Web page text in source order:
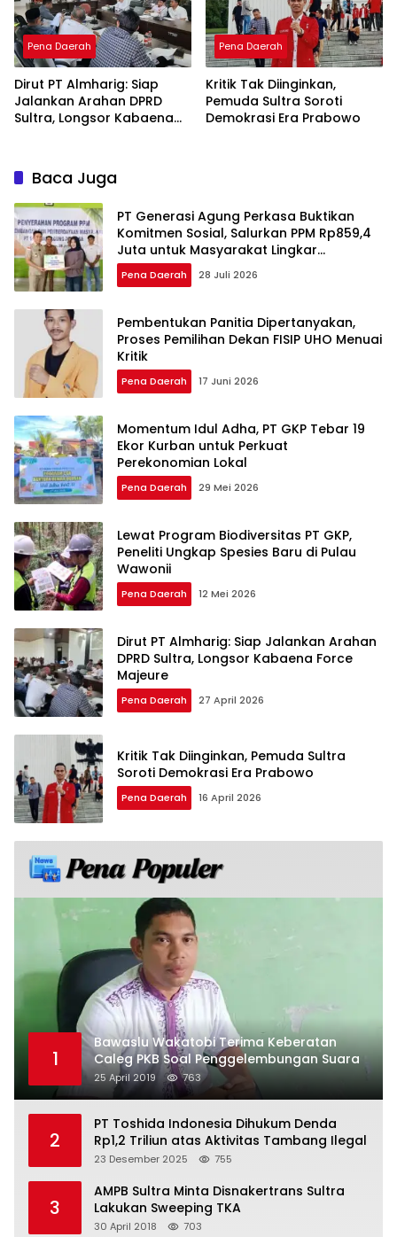
Pena Daerah
Dirut PT Almharig: Siap
Jalankan Arahan DPRD
Sultra, Longsor Kabaena
Pena Daerah
Kritik Tak Diinginkan,
Pemuda Sultra Soroti
Demokrasi Era Prabowo
Baca Juga
PT Generasi Agung Perkasa Buktikan
Komitmen Sosial, Salurkan PPM Rp859,4
Juta untuk Masyarakat Lingkar
Tambang
Pena Daerah 28 Juli 2026
Pembentukan Panitia Dipertanyakan,
Proses Pemilihan Dekan FISIP UHO Menuai
Kritik
Pena Daerah 17 Juni 2026
Momentum Idul Adha, PT GKP Tebar 19
Ekor Kurban untuk Perkuat
Perekonomian Lokal
Pena Daerah 29 Mei 2026
Lewat Program Biodiversitas PT GKP,
Peneliti Ungkap Spesies Baru di Pulau
Wawonii
Pena Daerah 12 Mei 2026
Dirut PT Almharig: Siap Jalankan Arahan
DPRD Sultra, Longsor Kabaena Force
Majeure
Pena Daerah 27 April 2026
Kritik Tak Diinginkan, Pemuda Sultra
Soroti Demokrasi Era Prabowo
Pena Daerah 16 April 2026
1
Bawaslu Wakatobi Terima Keberatan
Caleg PKB Soal Penggelembungan Suara
25 April 2019 763
2
PT Toshida Indonesia Dihukum Denda
Rp1,2 Triliun atas Aktivitas Tambang Ilegal
23 Desember 2025 755
3
AMPB Sultra Minta Disnakertrans Sultra
Lakukan Sweeping TKA
30 April 2018 703